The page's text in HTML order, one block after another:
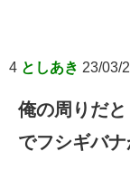
4 としあき 23/03/
俺の周りだ
でフシギバ